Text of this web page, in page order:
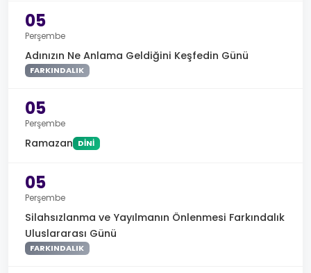
05
Perşembe
Adınızın Ne Anlama Geldiğini Keşfedin Günü
FARKINDALIK
05
Perşembe
Ramazan DINI
05
Perşembe
Silahsızlanma ve Yayılmanın Önlenmesi Farkındalık
Uluslararası Günü
FARKINDALIK